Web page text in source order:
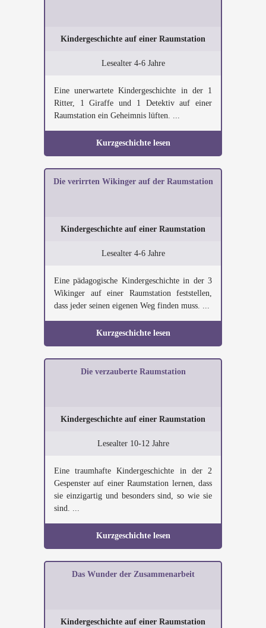
Kindergeschichte auf einer Raumstation
Lesealter 4-6 Jahre
Eine unerwartete Kindergeschichte in der 1
Ritter, 1 Giraffe und 1 Detektiv auf einer
Raumstation ein Geheimnis lüften. ...
Kurzgeschichte lesen
Die verirrten Wikinger auf der Raumstation
Kindergeschichte auf einer Raumstation
Lesealter 4-6 Jahre
Eine pädagogische Kindergeschichte in der 3
Wikinger auf einer Raumstation feststellen,
dass jeder seinen eigenen Weg finden muss. ...
Kurzgeschichte lesen
Die verzauberte Raumstation
Kindergeschichte auf einer Raumstation
Lesealter 10-12 Jahre
Eine traumhafte Kindergeschichte in der 2
Gespenster auf einer Raumstation lernen, dass
sie einzigartig und besonders sind, so wie sie
sind. ...
Kurzgeschichte lesen
Das Wunder der Zusammenarbeit
Kindergeschichte auf einer Raumstation